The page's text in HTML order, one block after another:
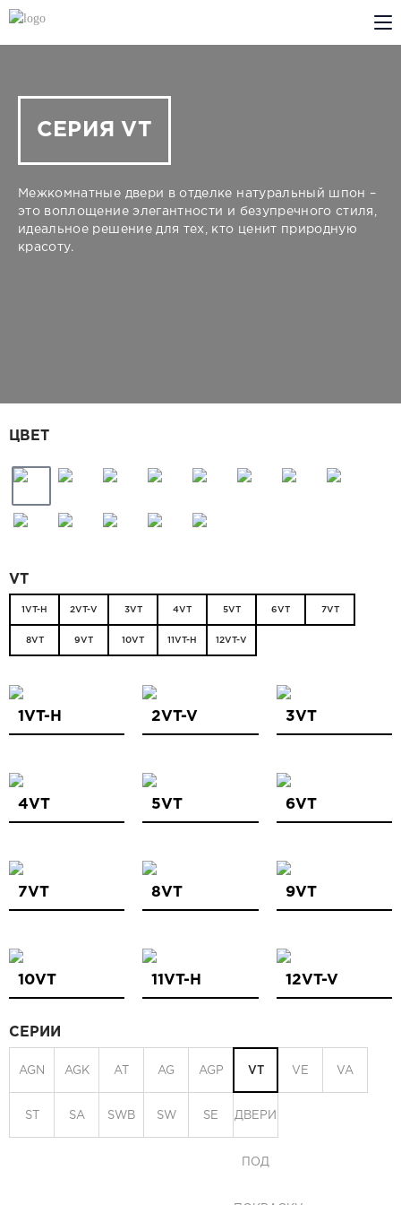
PROFILDOORS
PROFILDOORS ORANGE
ГДЕ КУПИТЬ
Видео
СЕРИЯ VT
Межкомнатные двери в отделке натуральный шпон –
это воплощение элегантности и безупречного стиля,
идеальное решение для тех, кто ценит природную
красоту.
ЦВЕТ
VT
1VT-H 2VT-V 3VT 4VT 5VT 6VT 7VT
8VT 9VT 10VT 11VT-H 12VT-V
1VT-H 2VT-V 3VT
4VT 5VT 6VT
7VT 8VT 9VT
10VT 11VT-H 12VT-V
СЕРИИ
AGN AGK AT AG AGP VT VE VA
ST SA SWB SW SE ДВЕРИ
ПОД